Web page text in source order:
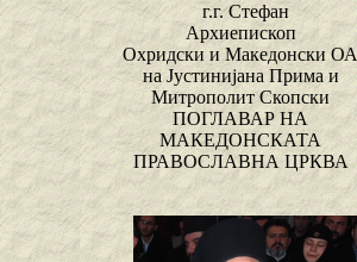
г.г. Стефан
Архиепископ
Охридски и Македонски ОА
на Јустинијана Прима и
Митрополит Скопски
ПОГЛАВАР НА
МАКЕДОНСКАТА
ПРАВОСЛАВНА ЦРКВА